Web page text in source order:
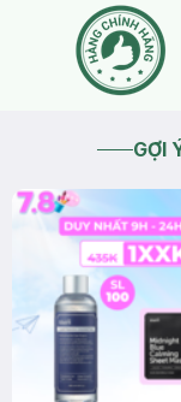
GỢI